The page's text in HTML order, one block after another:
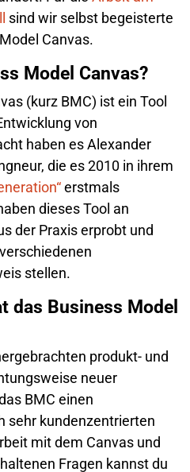
sind wir selbst begeisterte
Canvas.
Model Canvas?
(kurz BMC) ist ein Tool
von
haben es Alexander
die es 2010 in ihrem
erstmals
dieses Tool an
der Praxis erprobt und
stellen.
das Business Model
produkt- und
neuer
BMC einen
sehr kundenzentrierten
mit dem Canvas und
Fragen kannst du